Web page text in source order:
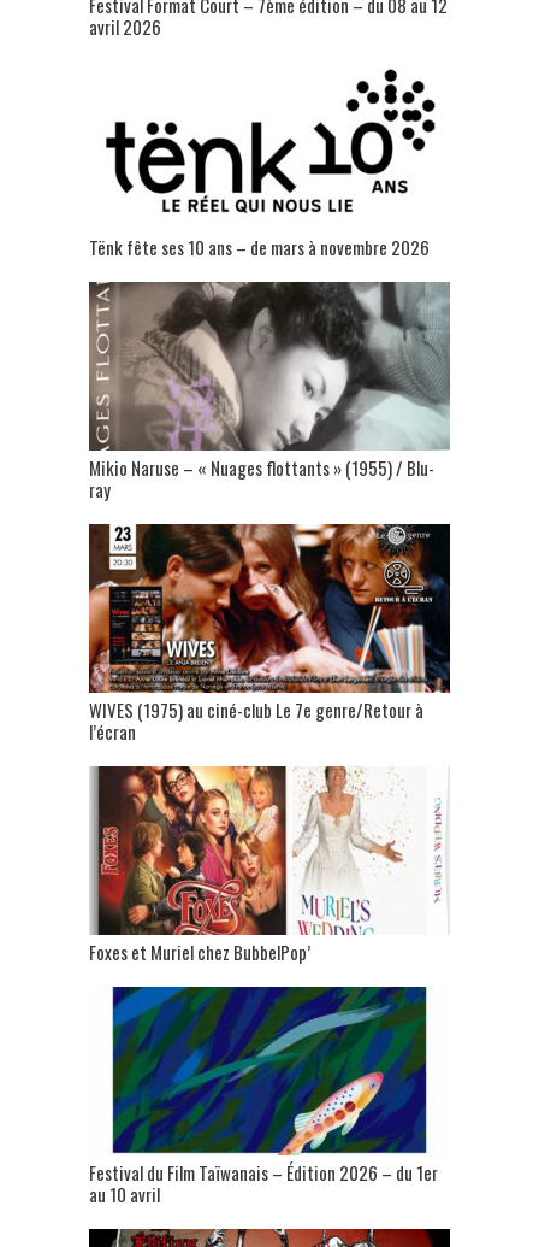
avril 2026
Tënk fête ses 10 ans – de mars à novembre 2026
Mikio Naruse – « Nuages flottants » (1955) / Blu-
ray
WIVES (1975) au ciné-club Le 7e genre/Retour à
l’écran
Foxes et Muriel chez BubbelPop’
Festival du Film Taïwanais – Édition 2026 – du 1er
au 10 avril